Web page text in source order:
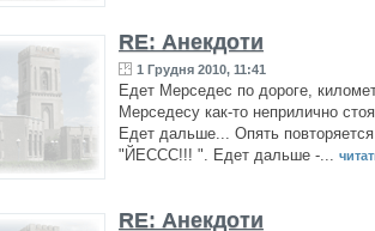
RE: Анекдоти
1 Грудня 2010, 11:41
Едет Мерседес по дороге,
Мерседесу как-то неприлично
Едет дальше... Опять
"ЙЕССС!!! ". Едет дальше -...
RE: Анекдоти